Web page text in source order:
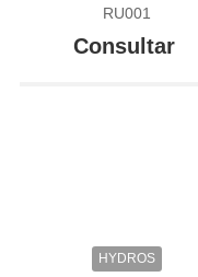
RU001
Consultar
HYDROS